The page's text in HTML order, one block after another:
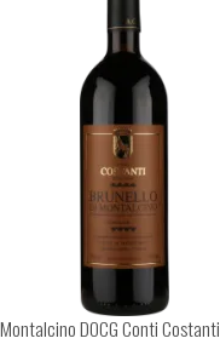
DOCG Conti Costanti